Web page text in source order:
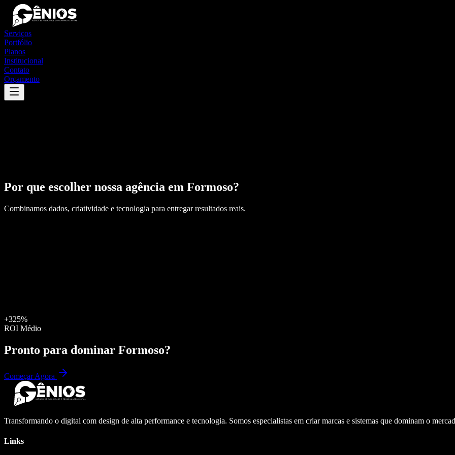
Serviços
Portfólio
Planos
Institucional
Contato
Orçamento
Por que escolher nossa agência em Formoso?
Combinamos dados, criatividade e tecnologia para entregar resultados reais.
+325%
ROI Médio
Pronto para dominar Formoso?
Começar Agora
Transformando o digital com design de alta performance e tecnologia. Somos especialistas em criar marcas e sistemas que dominam o
Links